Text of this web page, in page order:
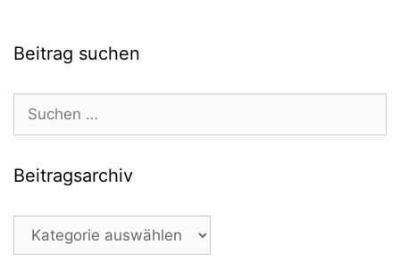
Beitrag suchen
Suchen
nach:
Beitragsarchiv
Beitragsarchiv